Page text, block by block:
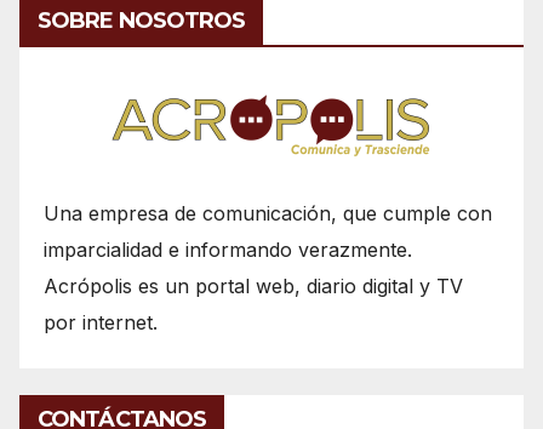
SOBRE NOSOTROS
Una empresa de comunicación, que cumple con
imparcialidad e informando verazmente.
Acrópolis es un portal web, diario digital y TV
por internet.
CONTÁCTANOS